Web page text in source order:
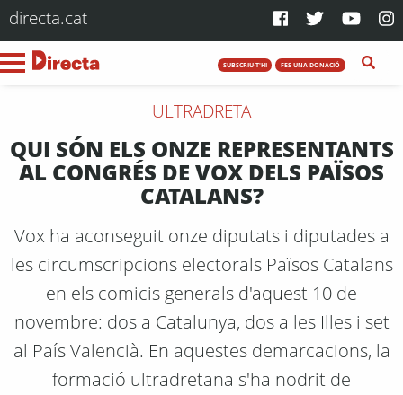
directa.cat
SUBSCRIU-T'HI FES UNA DONACIÓ
ULTRADRETA
QUI SÓN ELS ONZE REPRESENTANTS
AL CONGRÉS DE VOX DELS PAÏSOS
CATALANS?
Vox ha aconseguit onze diputats i diputades a
les circumscripcions electorals Països Catalans
en els comicis generals d'aquest 10 de
novembre: dos a Catalunya, dos a les Illes i set
al País Valencià. En aquestes demarcacions, la
formació ultradretana s'ha nodrit de